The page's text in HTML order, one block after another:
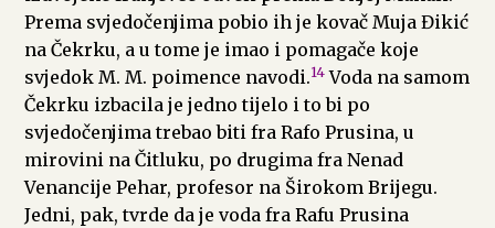
Prema svjedočenjima pobio ih je kovač Muja Đikić
na Čekrku, a u tome je imao i pomagače koje
svjedok M. M. poimence navodi.14 Voda na samom
Čekrku izbacila je jedno tijelo i to bi po
svjedočenjima trebao biti fra Rafo Prusina, u
mirovini na Čitluku, po drugima fra Nenad
Venancije Pehar, profesor na Širokom Brijegu.
Jedni, pak, tvrde da je voda fra Rafu Prusina